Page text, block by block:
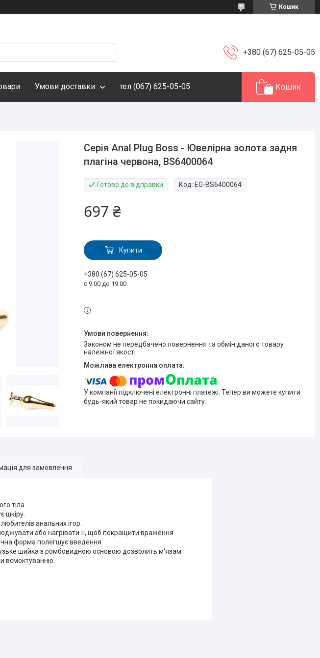
Кошик
+380 (67) 625-05-05
Умови доставки тел (067) 625-05-05 Кошик
Серія Anal Plug Boss - Ювелірна золота задня
плагіна червона, BS6400064
Готово до відправки Код: EG-BS6400064
697 ₴
Купити
+380 (67) 625-05-05
с 9:00 до 19:00
Законом не передбачено повернення та обмін даного товару
належної якості
У компанії підключені електронні платежі. Тепер ви можете купити
будь-який товар не покидаючи сайту.
для замовлення
тіла.
шкіру.
анальних ігор.
або нагрівати її, щоб покращити враження.
форма полегшує введення.
шийка з ромбовидною основою дозволить м'язам
всмоктуванню.